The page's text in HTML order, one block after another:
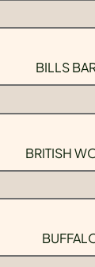
BILLS
BRITISH